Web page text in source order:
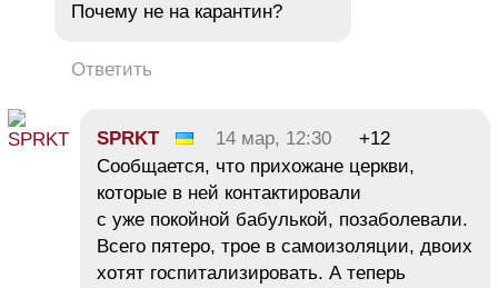
Почему не на карантин?
Ответить
SPRKT 14 мар, 12:30
+12
Сообщается, что прихожане церкви,
которые в ней контактировали
с уже покойной бабулькой, позаболевали.
Всего пятеро, трое в самоизоляции, двоих
хотят госпитализировать. А теперь